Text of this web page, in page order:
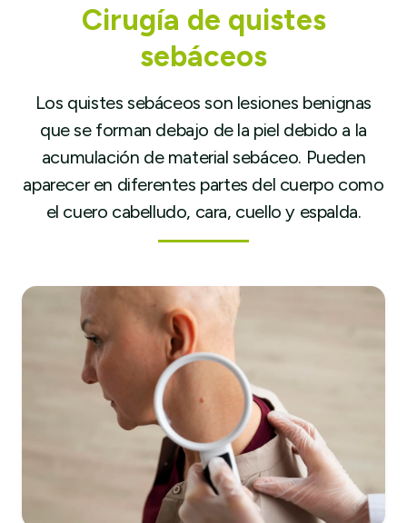
Cirugía de quistes
sebáceos
Los quistes sebáceos son lesiones benignas
que se forman debajo de la piel debido a la
acumulación de material sebáceo. Pueden
aparecer en diferentes partes del cuerpo como
el cuero cabelludo, cara, cuello y espalda.